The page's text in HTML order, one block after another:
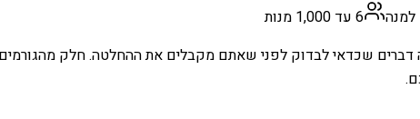
6 עד 1,000 מנות
דברים שכדאי לבדוק לפני שאתם מקבלים את ההחלטה. חלק מהגורמים